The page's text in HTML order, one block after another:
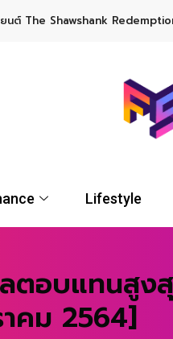
ยนต์ The Shawshank
Lifestyle
ตอบแทนสูง
คม 2564]